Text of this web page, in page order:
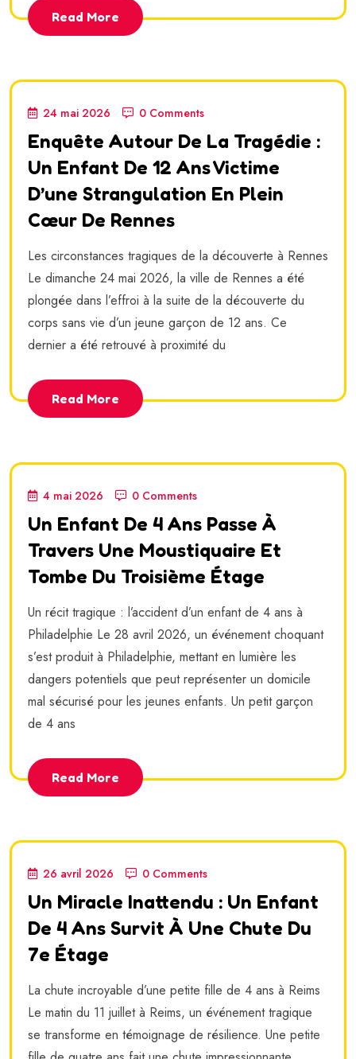
Read More
24 mai 2026 0 Comments
Enquête Autour De La Tragédie :
Un Enfant De 12 Ans Victime
D’une Strangulation En Plein
Cœur De Rennes
Les circonstances tragiques de la découverte à Rennes
Le dimanche 24 mai 2026, la ville de Rennes a été
plongée dans l’effroi à la suite de la découverte du
corps sans vie d’un jeune garçon de 12 ans. Ce
dernier a été retrouvé à proximité du
Read More
4 mai 2026 0 Comments
Un Enfant De 4 Ans Passe À
Travers Une Moustiquaire Et
Tombe Du Troisième Étage
Un récit tragique : l’accident d’un enfant de 4 ans à
Philadelphie Le 28 avril 2026, un événement choquant
s’est produit à Philadelphie, mettant en lumière les
dangers potentiels que peut représenter un domicile
mal sécurisé pour les jeunes enfants. Un petit garçon
de 4 ans
Read More
26 avril 2026 0 Comments
Un Miracle Inattendu : Un Enfant
De 4 Ans Survit À Une Chute Du
7e Étage
La chute incroyable d’une petite fille de 4 ans à Reims
Le matin du 11 juillet à Reims, un événement tragique
se transforme en témoignage de résilience. Une petite